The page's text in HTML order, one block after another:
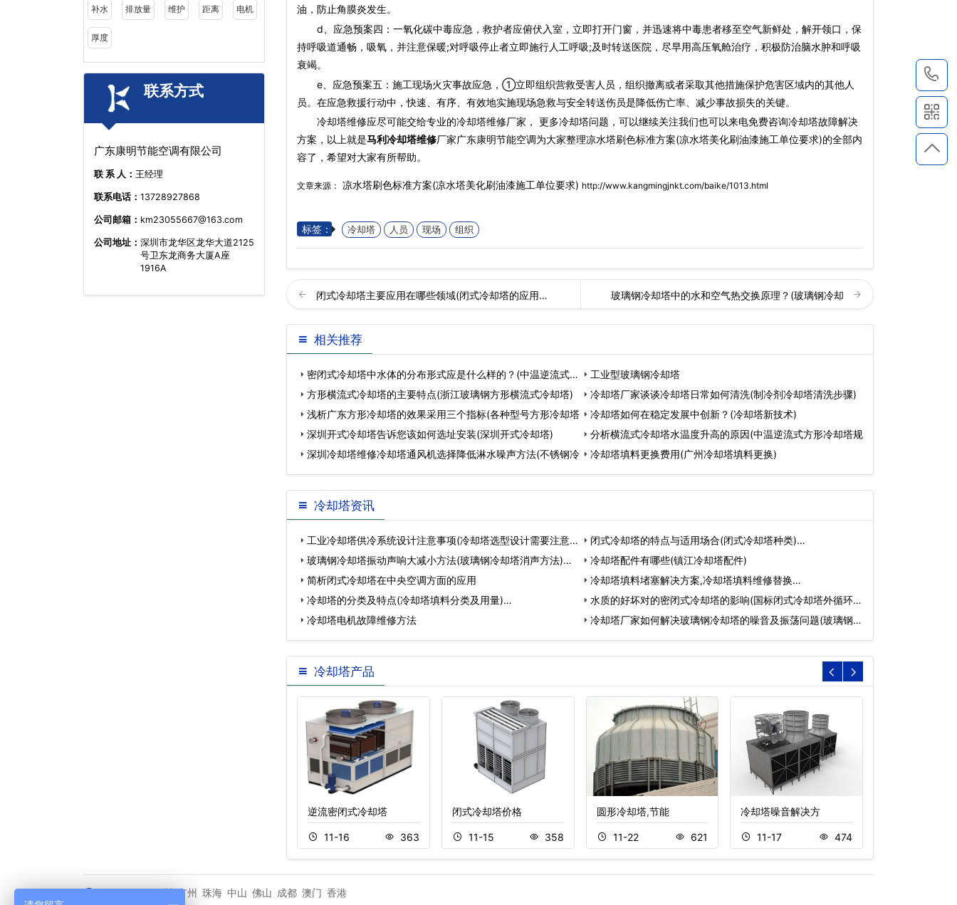
补水 排放量 维护 距离 电机
厚度
联系方式
广东康明节能空调有限公司
联 系 人： 王经理
联系电话： 13728927868
公司邮箱： km23055667@163.com
公司地址： 深圳市龙华区龙华大道2125
号卫东龙商务大厦A座
1916A
油，防止角膜炎发生。
d、应急预案四：一氧化碳中毒应急，救护者应俯伏入室，立即打开门窗，并迅速将中毒患者移至空气新鲜处，解开领口，保
持呼吸道通畅，吸氧，并注意保暖;对呼吸停止者立即施行人工呼吸;及时转送医院，尽早用高压氧舱治疗，积极防治脑水肿和呼吸
衰竭。
e、应急预案五：施工现场火灾事故应急，①立即组织营救受害人员，组织撤离或者采取其他措施保护危害区域内的其他人
员。在应急救援行动中，快速、有序、有效地实施现场急救与安全转送伤员是降低伤亡率、减少事故损失的关键。
冷却塔维修应尽可能交给专业的冷却塔维修厂家， 更多冷却塔问题，可以继续关注我们也可以来电免费咨询冷却塔故障解决
方案，以上就是马利冷却塔维修厂家广东康明节能空调为大家整理凉水塔刷色标准方案(凉水塔美化刷油漆施工单位要求)的全部内
容了，希望对大家有所帮助。
文章来源： 凉水塔刷色标准方案(凉水塔美化刷油漆施工单位要求) http://www.kangmingjnkt.com/baike/1013.html
标签： 冷却塔 人员 现场 组织
闭式冷却塔主要应用在哪些领域(闭式冷却塔的应用… 玻璃钢冷却塔中的水和空气热交换原理？(玻璃钢冷却
相关推荐
密闭式冷却塔中水体的分布形式应是什么样的？(中温逆流式方
形
工业型玻璃钢冷却塔
方形横流式冷却塔的主要特点(浙江玻璃钢方形横流式冷却塔)
冷却塔厂家谈谈冷却塔日常如何清洗(制冷剂冷却塔清洗步骤)
浅析广东方形冷却塔的效果采用三个指标(各种型号方形冷却塔
冷却塔如何在稳定发展中创新？(冷却塔新技术)
深圳开式冷却塔告诉您该如何选址安装(深圳开式冷却塔)
分析横流式冷却塔水温度升高的原因(中温逆流式方形冷却塔规
深圳冷却塔维修冷却塔通风机选择降低淋水噪声方法(不锈钢冷
冷却塔填料更换费用(广州冷却塔填料更换)
冷却塔资讯
工业冷却塔供冷系统设计注意事项(冷却塔选型设计需要注意
什…
闭式冷却塔的特点与适用场合(闭式冷却塔种类)…
玻璃钢冷却塔振动声响大减小方法(玻璃钢冷却塔消声方法)…
冷却塔配件有哪些(镇江冷却塔配件)
简析闭式冷却塔在中央空调方面的应用
冷却塔填料堵塞解决方案,冷却塔填料维修替换…
冷却塔的分类及特点(冷却塔填料分类及用量)…
水质的好坏对的密闭式冷却塔的影响(国标闭式冷却塔外循环
水…
冷却塔电机故障维修方法
冷却塔厂家如何解决玻璃钢冷却塔的噪音及振荡问题(玻璃钢
冷…
冷却塔产品
逆流密闭式冷却塔
11-16 363
闭式冷却塔价格
11-15 358
圆形冷却塔,节能
11-22 621
冷却塔噪音解决方
11-17 474
深圳 广州 珠海 中山 佛山 成都 澳门 香港